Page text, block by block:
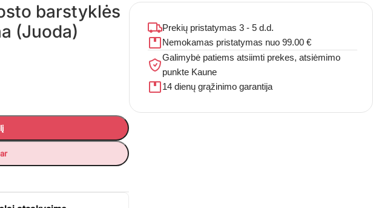
barstyklės
(Juoda)
Prekių pristatymas 3 - 5 d.d.
Nemokamas pristatymas nuo 99.00 €
Galimybė patiems atsiimti prekes, atsiėmimo
punkte Kaune
14 dienų grąžinimo garantija